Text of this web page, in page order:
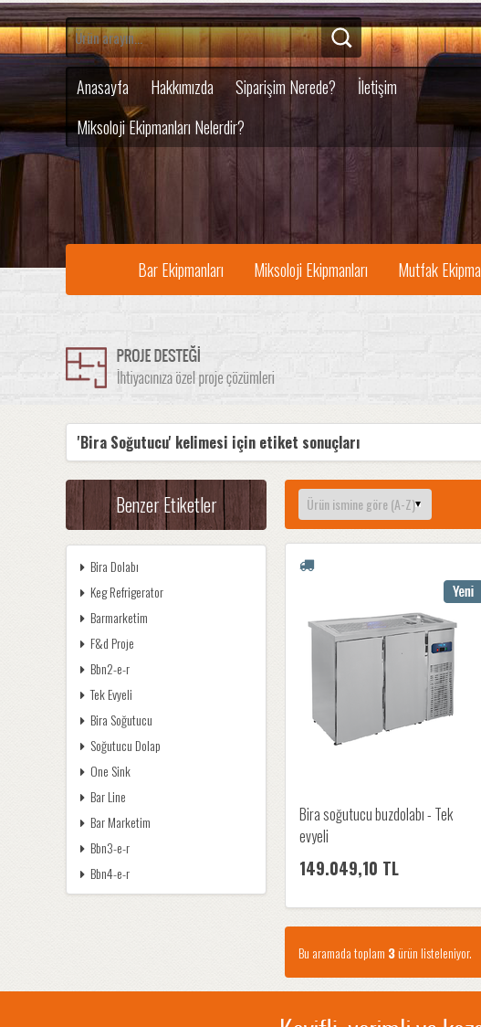
Anasayfa Hakkımızda Siparişim Nerede?
İletişim
Miksoloji Ekipmanları Nelerdir?
Bar Ekipmanları Miksoloji Ekipmanları Mutfak
'Bira Soğutucu' kelimesi için etiket sonuçları
Benzer Etiketler
Bira Dolabı
Keg Refrigerator
Barmarketim
F&d Proje
Bbn2-e-r
Tek Evyeli
Bira Soğutucu
Soğutucu Dolap
One Sink
Bar Line
Bar Marketim
Bbn3-e-r
Bbn4-e-r
Bira soğutucu buzdolabı - Tek
evyeli
149.049,10 TL
Bu aramada toplam 3ürün listeleniyor.